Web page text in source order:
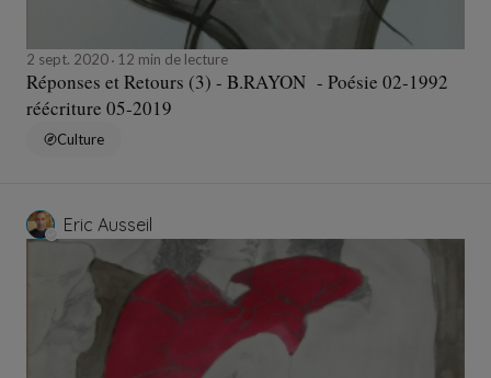
2 sept. 2020 12 min de lecture
Réponses et Retours (3) - B.RAYON - Poésie 02-1992
réécriture 05-2019
Culture
Eric Ausseil